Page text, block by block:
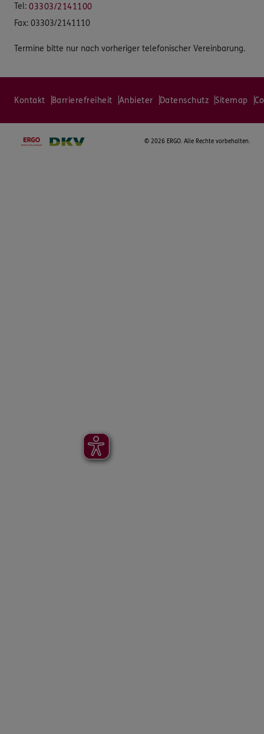
Tel: 03303/2141100
Fax: 03303/2141110
Termine bitte nur nach vorheriger telefonischer Vereinbarung.
Kontakt Barrierefreiheit Anbieter Datenschutz Sitemap
© 2026 ERGO. Alle Rechte vorbehalten.